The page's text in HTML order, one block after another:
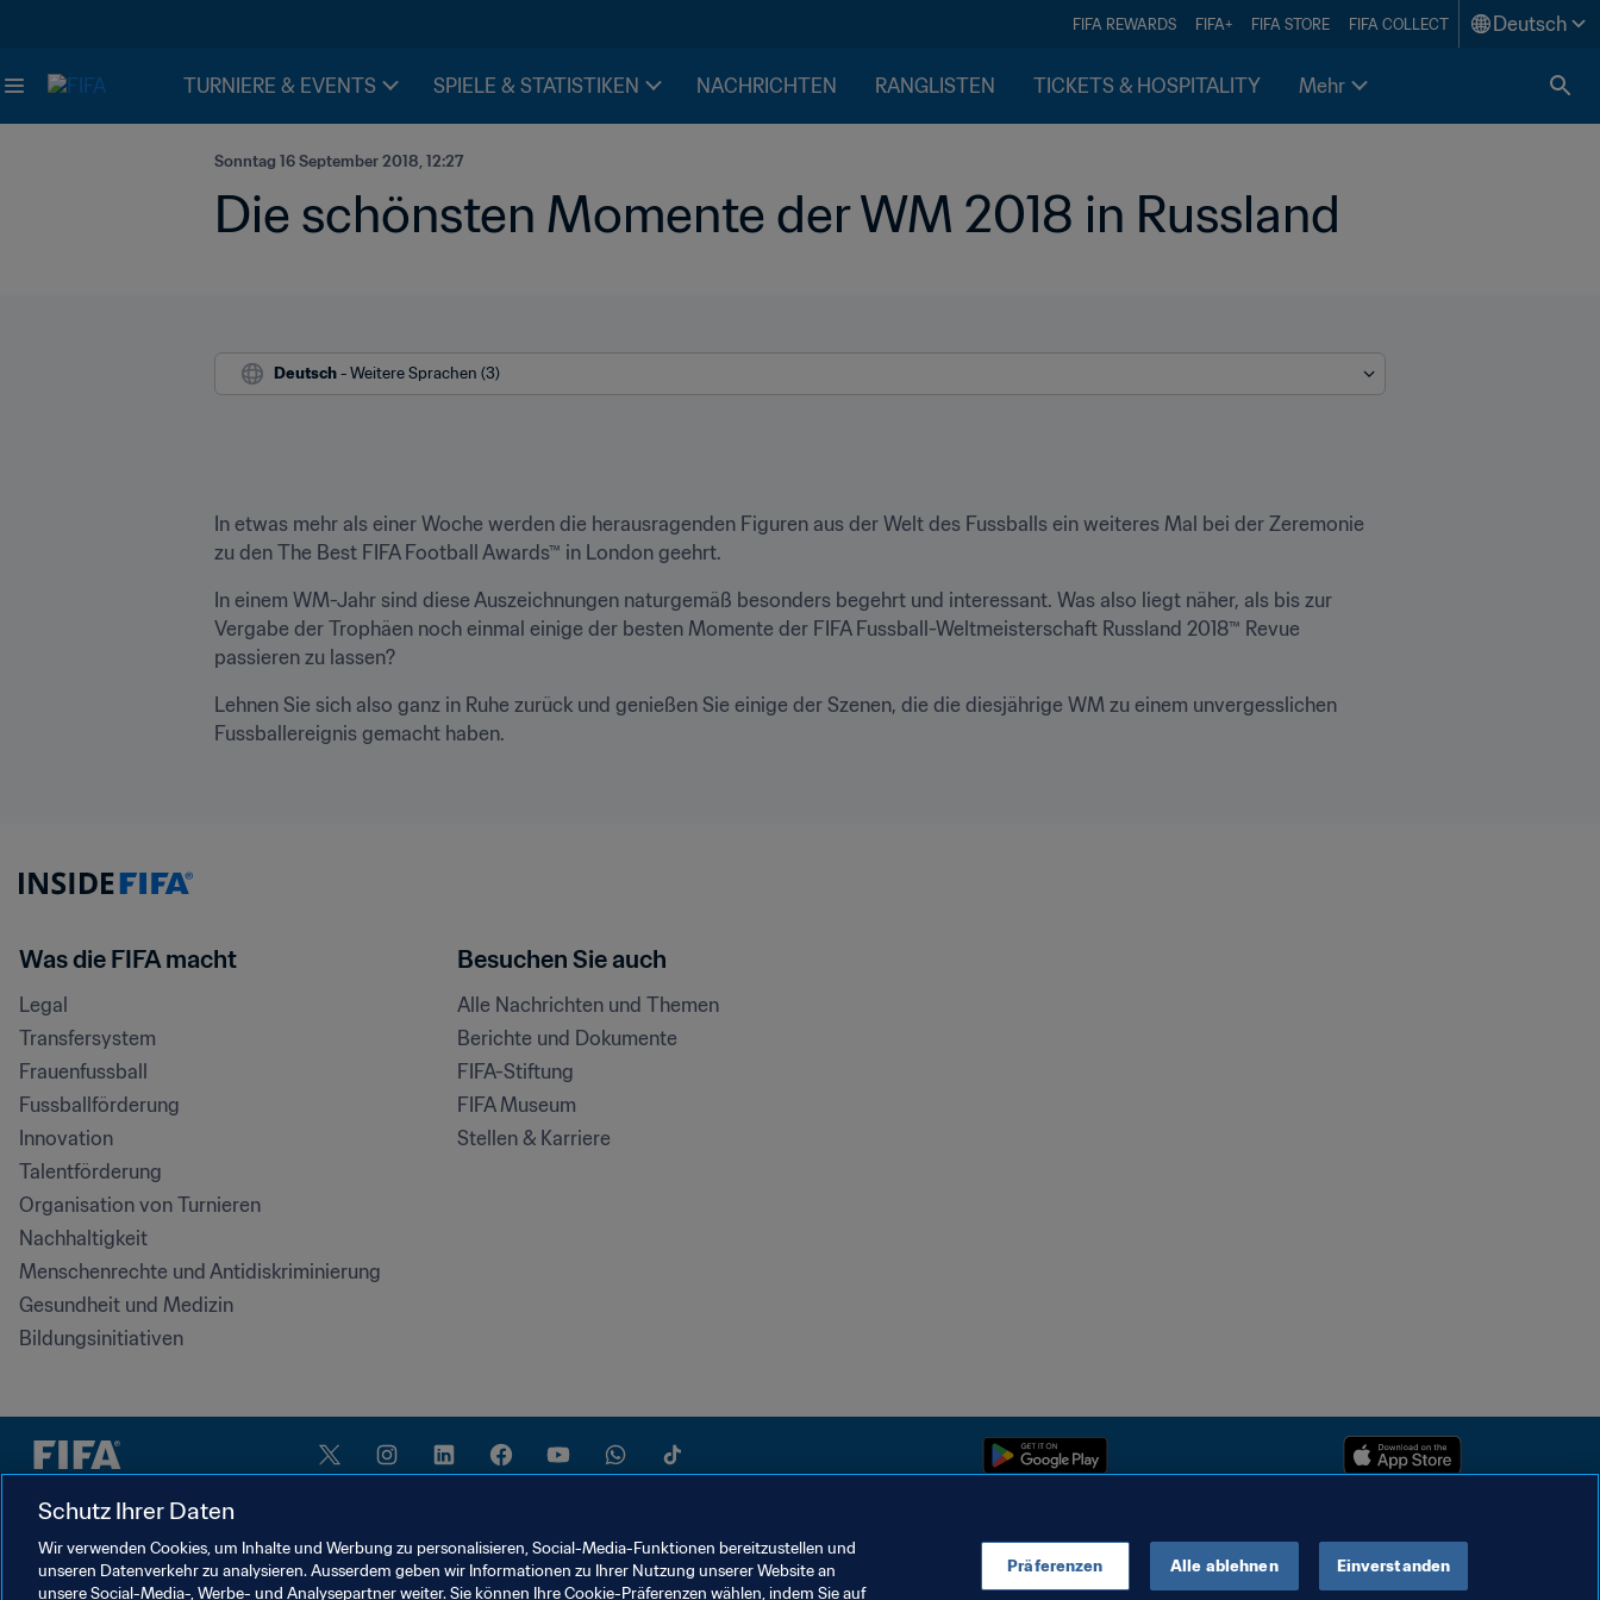
FIFA REWARDS FIFA+ FIFA STORE FIFA COLLECT Deutsch
TURNIERE & EVENTS SPIELE & STATISTIKEN NACHRICHTEN RANGLISTEN TICKETS & HOSPITALITY Mehr
Sonntag 16 September 2018, 12:27
Die schönsten Momente der WM 2018 in Russland
Deutsch - Weitere Sprachen (3)
In etwas mehr als einer Woche werden die herausragenden Figuren aus der Welt des Fussballs ein weiteres Mal bei der Zeremonie
zu den The Best FIFA Football Awards™ in London geehrt.
In einem WM-Jahr sind diese Auszeichnungen naturgemäß besonders begehrt und interessant. Was also liegt näher, als bis zur
Vergabe der Trophäen noch einmal einige der besten Momente der FIFA Fussball-Weltmeisterschaft Russland 2018™ Revue
passieren zu lassen?
Lehnen Sie sich also ganz in Ruhe zurück und genießen Sie einige der Szenen, die die diesjährige WM zu einem unvergesslichen
Fussballereignis gemacht haben.
Was die FIFA macht
Legal
Transfersystem
Frauenfussball
Fussballförderung
Innovation
Talentförderung
Organisation von Turnieren
Nachhaltigkeit
Menschenrechte und Antidiskriminierung
Gesundheit und Medizin
Bildungsinitiativen
Besuchen Sie auch
Alle Nachrichten und Themen
Berichte und Dokumente
FIFA-Stiftung
FIFA Museum
Stellen & Karriere
NUTZUNGSBEDINGUNGENFIFA-DATENSCHUTZPORTALDOWNLOADSCOOKIE-EINSTELLUNGEN Urheberrechte © 1994–2025 FIFA. Alle Rechte vorbehalten.
Schutz Ihrer Daten
Wir verwenden Cookies, um Inhalte und Werbung zu personalisieren, Social-Media-Funktionen bereitzustellen und
unseren Datenverkehr zu analysieren. Ausserdem geben wir Informationen zu Ihrer Nutzung unserer Website an
unsere Social-Media-, Werbe- und Analysepartner weiter. Sie können Ihre Cookie-Präferenzen wählen, indem Sie auf
Präferenzen Alle ablehnen Einverstanden